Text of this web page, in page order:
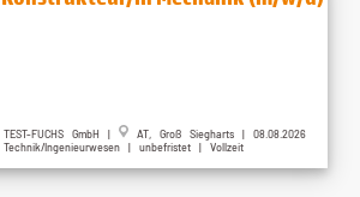
TEST-FUCHS GmbH |
AT, Groß Siegharts | 08.08.2026
Technik/Ingenieurwesen | unbefristet | Vollzeit